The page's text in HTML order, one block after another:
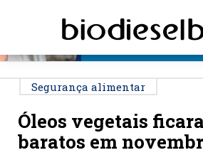
Segurança alimentar
Óleos vegetais
baratos em